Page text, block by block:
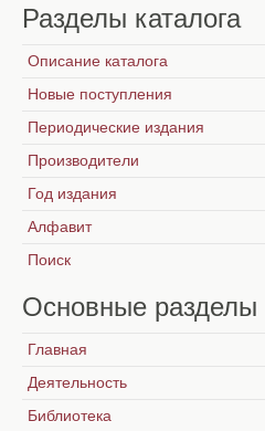
Разделы каталога
Описание каталога
Новые поступления
Периодические издания
Производители
Год издания
Алфавит
Поиск
Основные разделы
Главная
Деятельность
Библиотека